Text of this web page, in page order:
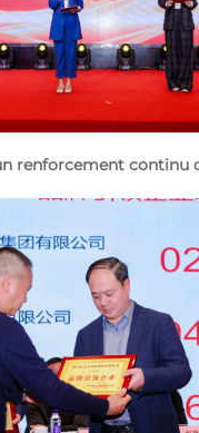
renforcement continu